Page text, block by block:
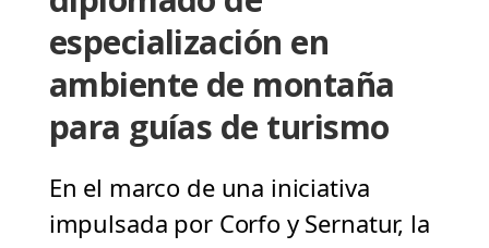
especialización en
ambiente de montaña
para guías de turismo
En el marco de una iniciativa
impulsada por Corfo y Sernatur, la